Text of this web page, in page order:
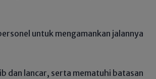
untuk mengamankan jalannya
dan lancar, serta mematuhi batasan